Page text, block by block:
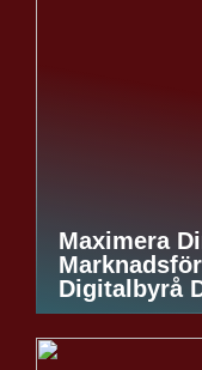
Maximera
Digitalbyrå